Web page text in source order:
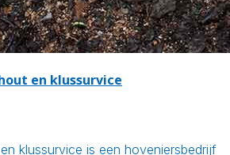
en klussurvice
klussurvice is een hoveniersbedrijf